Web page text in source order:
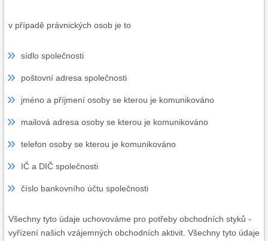
v případě právnických osob je to
sídlo společnosti
poštovní adresa společnosti
jméno a příjmení osoby se kterou je komunikováno
mailová adresa osoby se kterou je komunikováno
telefon osoby se kterou je komunikováno
IČ a DIČ společnosti
číslo bankovního účtu společnosti
Všechny tyto údaje uchovováme pro potřeby obchodních styků -
vyřízení našich vzájemných obchodních aktivit. Všechny tyto údaje